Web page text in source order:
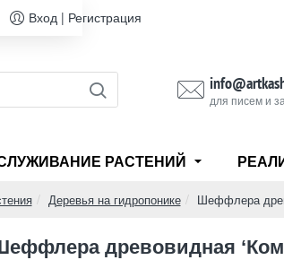
Вход | Регистрация
для писем и
РАСТЕНИЙ
Деревья на гидропонике Шеффлера
древовидная